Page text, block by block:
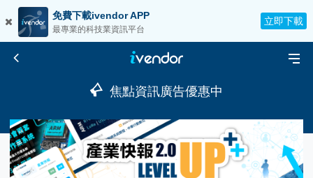
免費下載ivendor APP
最專業的科技業資訊平台
立即下載
焦點資訊廣告優惠中